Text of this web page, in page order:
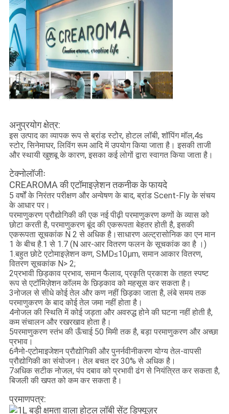
अनुप्रयोग क्षेत्र:
इस उत्पाद का व्यापक रूप से ब्रांड स्टोर, होटल लॉबी, शॉपिंग मॉल,4s
स्टोर, सिनेमाघर, लिविंग रूम आदि में उपयोग किया जाता है। इसकी ताजी
और स्थायी खुशबू के कारण, इसका कई लोगों द्वारा स्वागत किया जाता है।
टेक्नोलॉजीः
CREAROMA की एटॉमाइज़ेशन तकनीक के फायदे
5 वर्षों के निरंतर परीक्षण और अन्वेषण के बाद, ब्रांड Scent-Fly के संचय
के आधार पर।
परमाणुकरण प्रौद्योगिकी की एक नई पीढ़ी परमाणुकरण कणों के व्यास को
छोटा करती है, परमाणुकरण बूंद की एकरूपता बेहतर होती है, इसकी
एकरूपता सूचकांक N 2 से अधिक है।साधारण अल्ट्रासोनिक का एन मान
1 के बीच है.1 से 1.7 (N आर-आर वितरण फलन के सूचकांक का है ।)
1.बहुत छोटे एटोमाइज़ेशन कण, SMD≤10μm, समान आकार वितरण,
वितरण सूचकांक N> 2;
2प्रभावी छिड़काव प्रभाव, समान फैलाव, प्रकृति प्रकाश के तहत स्पष्ट
रूप से एटॉमिज़ेशन कॉलम के छिड़काव को महसूस कर सकता है।
3नोजल से सीधे कोई तेल और कण नहीं छिड़का जाता है, लंबे समय तक
परमाणुकरण के बाद कोई तेल जमा नहीं होता है।
4नोजल की स्थिति में कोई जड़ता और अवरुद्ध होने की घटना नहीं होती है,
कम संचालन और रखरखाव होता है।
5परमाणुकरण स्तंभ की ऊँचाई 50 मिमी तक है, बड़ा परमाणुकरण और अच्छा
प्रभाव।
6नैनो-एटोमाइजेशन प्रौद्योगिकी और पुनर्नवीनीकरण योग्य तेल-वापसी
प्रौद्योगिकी का संयोजन। तेल बचत दर 30% से अधिक है।
7अधिक सटीक नोजल, पंप दबाव को प्रभावी ढंग से नियंत्रित कर सकता है,
बिजली की खपत को कम कर सकता है।
प्रमाणपत्र: